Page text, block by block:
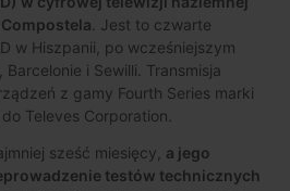
. Jest to czwarte
w Hiszpanii, po wcześniejszym
i Sewilli. Transmisja
z gamy Fourth Series marki
Televes Corporation.
sześć miesięcy, a jego
testów technicznych